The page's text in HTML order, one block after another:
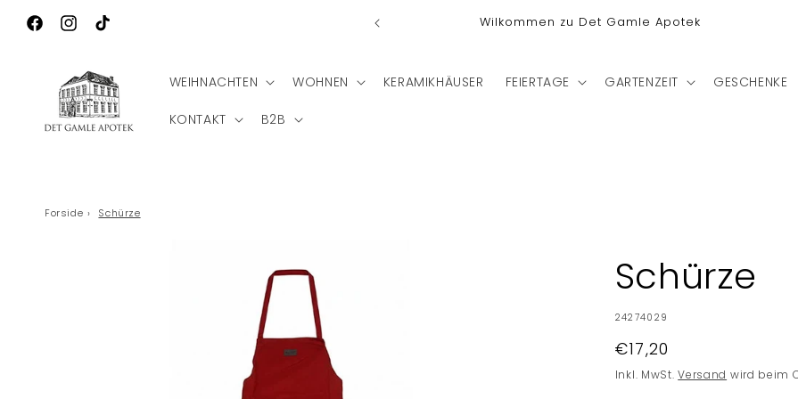
Direkt zum
InhaltFacebookInstagram
TikTok
Wilkommen zu Det Gamle Apotek
WEIHNACHTEN WOHNEN KERAMIKHÄUSER FEIERTAGE GARTENZEIT GESCHENKE
KONTAKT B2B
Forside › Schürze
Schürze
SKU:
24274029
Normaler
Preis
€17,20
Inkl. MwSt.Versand wird beim